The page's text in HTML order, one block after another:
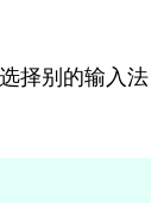
择别的输入法